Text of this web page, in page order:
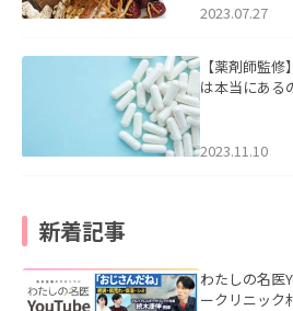
2023.07.27
【薬剤師監
は本当にある
2023.11.10
新着記事
わたしの名医
ークリニック